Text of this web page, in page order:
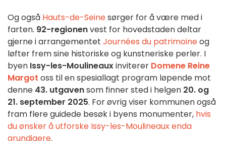
Og også Hauts-de-Seinesørger for å være med i
farten. 92-regionenvest for hovedstaden deltar
gjerne i arrangementet Journées du patrimoineog
løfter frem sine historiske og kunstneriske perler. I
byen Issy-les-Moulineauxinviterer Domene Reine
Margot oss til en spesiallagt program løpende mot
denne 43. utgavensom finner sted i helgen 20. og
21. september 2025. For øvrig viser kommunen også
fram flere guidede besøk i byens monumenter, hvis
du ønsker å utforske Issy-les-Moulineaux enda
grundigere.